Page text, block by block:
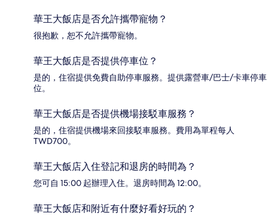
華王大飯店是否允許攜帶寵物？
很抱歉，恕不允許攜帶寵物。
華王大飯店是否提供停車位？
是的，住宿提供免費自助停車服務。提供露營車/巴士/卡車停車
位。
華王大飯店是否提供機場接駁車服務？
是的，住宿提供機場來回接駁車服務。費用為單程每人
TWD700。
華王大飯店入住登記和退房的時間為？
您可自 15:00 起辦理入住。退房時間為 12:00。
華王大飯店和附近有什麼好看好玩的？